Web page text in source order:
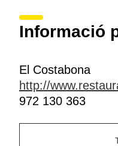
Informació
El Costabona
http://
972 130 363